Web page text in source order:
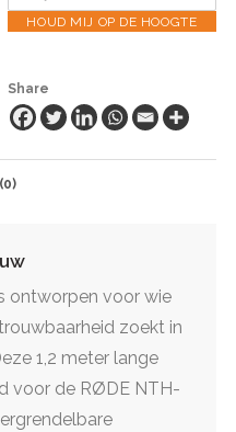
HOUD MIJ OP DE HOOGTE
Share
ontworpen voor wie
zoekt in
1,2 meter lange
voor de RØDE NTH-